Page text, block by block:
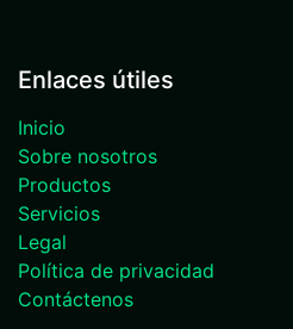
Enlaces útiles
Inicio
Sobre nosotros
Productos
Servicios
Legal
Política de privacidad
Contáctenos